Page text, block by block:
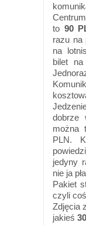
to 90
razu na
na
bilet
dobrze
można
PLN.
jedyny
nie ja
Pakiet
czyli
Zdjęcia
jakieś